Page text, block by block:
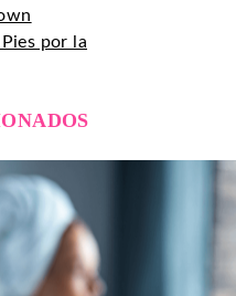
por la